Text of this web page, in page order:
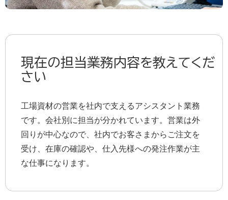
現在の担当業務内容を教えてくだ
さい
工場資材の営業を社内で支えるアシスタント業務
です。会社別に担当が分かれています。営業は外
回りが中心なので、社内でお客さまからご注文を
受け、在庫の確認や、仕入先様への発注作業が主
な仕事になります。